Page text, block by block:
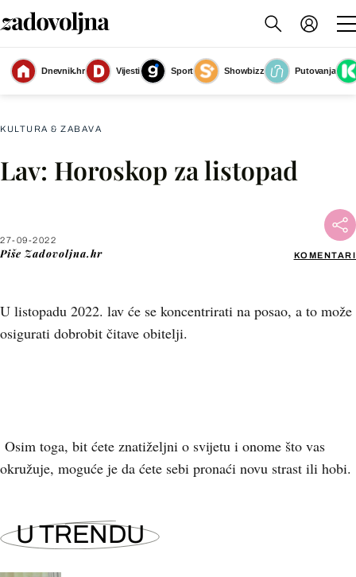
Dnevnik.hr Vijesti Sport Showbizz
Putovanja
(Foto: Zadovoljna.hr)
KULTURA & ZABAVA
Lav: Horoskop za listopad
27-09-2022
Piše Zadovoljna.hr KOMENTARI
U listopadu 2022. lav će se koncentrirati na posao, a to može
osigurati dobrobit čitave obitelji.
Facebook
Osim toga, bit ćete znatiželjni o svijetu i onome što vas
okružuje, moguće je da ćete sebi pronaći novu strast ili hobi.
U TRENDU